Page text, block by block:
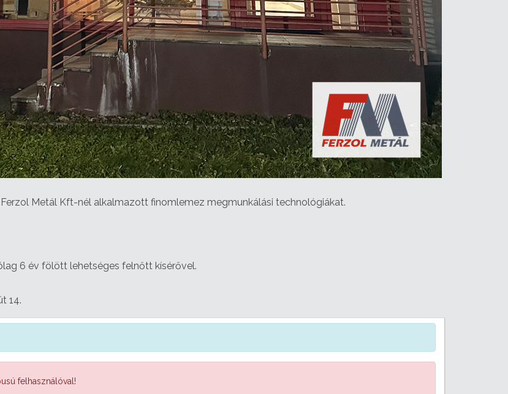
Metál Kft-nél alkalmazott finomlemez megmunkálási technológiákat.
6 év fölött lehetséges felnőtt kísérővel.
14.
felhasználóval!